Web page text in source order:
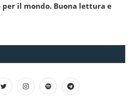
per il mondo. Buona lettura e